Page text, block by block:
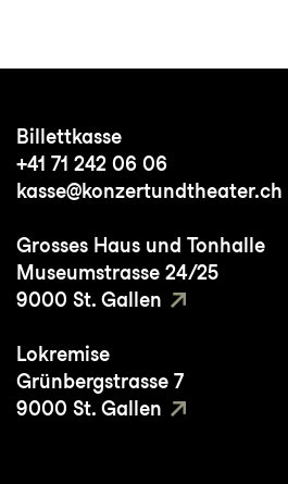
Billettkasse
+41 71 242 06 06
kasse@konzertundtheater.ch
Grosses Haus und Tonhalle
Museumstrasse 24/25
9000 St. Gallen
Lokremise
Grünbergstrasse 7
9000 St. Gallen